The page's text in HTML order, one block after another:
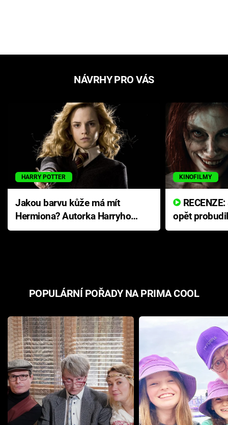
NÁVRHY PRO VÁS
HARRY POTTER
Jakou barvu kůže má mít
Hermiona? Autorka Harryho
Pottera přišla s ráznou
KINOFILMY
opět
přichází s
POPULÁRNÍ POŘADY NA PRIMA COOL